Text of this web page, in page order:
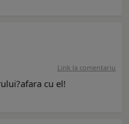
Link la comentariu
cu el!